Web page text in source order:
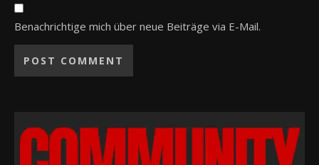
Benachrichtige mich über neue Beiträge via E-Mail.